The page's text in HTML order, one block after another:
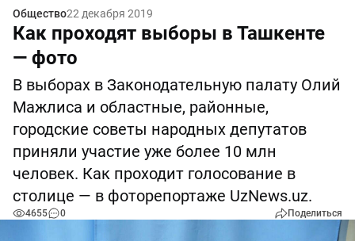
Общество22 декабря 2019
Как проходят выборы в Ташкенте
— фото
В выборах в Законодательную палату Олий
Мажлиса и областные, районные,
городские советы народных депутатов
приняли участие уже более 10 млн
человек. Как проходит голосование в
столице — в фоторепортаже UzNews.uz.
4655 0 Поделиться